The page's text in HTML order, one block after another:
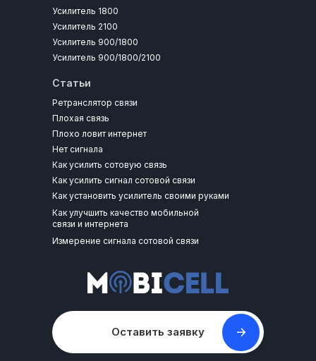
Статьи
Ретранслятор связи
Оставить заявку
Усилитель 1800
Усилитель 2100
Усилитель 900/1800
Усилитель 900/1800/2100
Плохая связь
Плохо ловит интернет
Нет сигнала
Как усилить сотовую связь
Как усилить сигнал сотовой связи
Как установить усилитель своими руками
Как улучшить качество мобильной
связи и интернета
Измерение сигнала сотовой связи